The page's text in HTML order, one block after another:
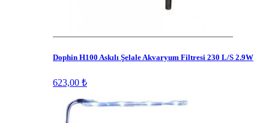
Dophin H100 Askılı Şelale Akvaryum Filtresi 230 L/S 2.9W
623,00 ₺